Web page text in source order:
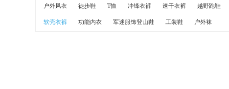
户外风衣
徒步鞋 T恤 冲锋衣裤 速干衣裤 越野跑鞋
软壳衣裤 功能内衣 军迷服饰登山鞋 工装鞋 户外袜